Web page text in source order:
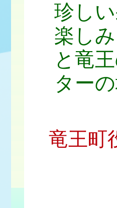
珍し
楽し
と竜
ター
竜王町